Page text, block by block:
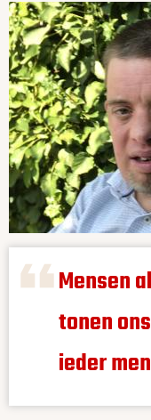
Image
Mensen
tonen ons
ieder